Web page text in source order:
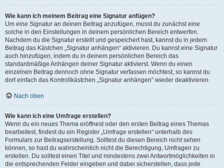
Wie kann ich meinem Beitrag eine Signatur anfügen?
Um eine Signatur an deinen Beitrag anzufügen, musst du zunächst eine
solche in den Einstellungen in deinem persönlichen Bereich entwerfen.
Nachdem du die Signatur erstellt und gespeichert hast, kannst du in jedem
Beitrag das Kästchen „Signatur anhängen“ aktivieren. Du kannst eine Signatur
auch hinzufügen, indem du in deinem persönlichen Bereich das
standardmäßige Anhängen deiner Signatur aktivierst. Wenn du einen
einzelnen Beitrag dennoch ohne Signatur verfassen möchtest, so kannst du
dort einfach das Kontrollkästchen „Signatur anhängen“ wieder deaktivieren.
Nach oben
Wie kann ich eine Umfrage erstellen?
Wenn du ein neues Thema eröffnest oder den ersten Beitrag eines Themas
bearbeitest, findest du ein Register „Umfrage erstellen“ unterhalb des
Formulars zur Beitragserstellung. Solltest du diesen Bereich nicht sehen
können, so hast du wahrscheinlich nicht die Berechtigung, Umfragen zu
erstellen. Du solltest einen Titel und mindestens zwei Antwortmöglichkeiten in
die entsprechenden Felder eingeben und dabei sicherstellen, dass jede